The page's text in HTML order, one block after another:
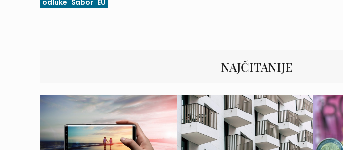
odluke Sabor EU
NAJČITANIJE